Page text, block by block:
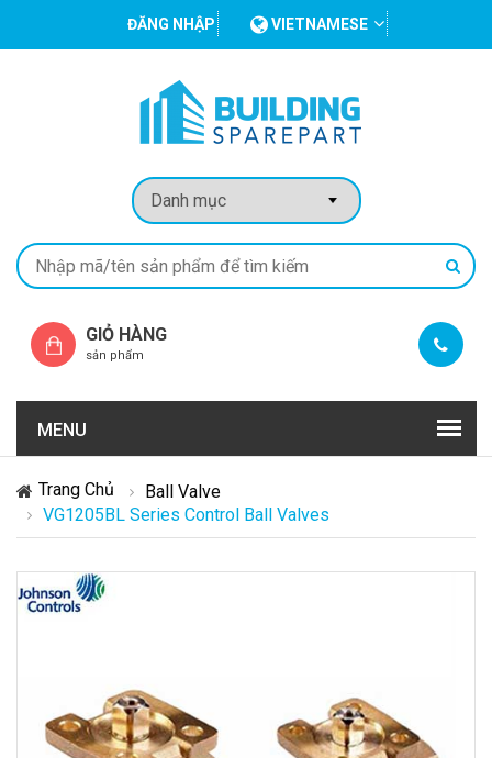
ĐĂNG NHẬP VIETNAMESE
GIỎ HÀNG
sản phẩm
MENU
Trang Chủ
Ball Valve
VG1205BL Series Control Ball Valves